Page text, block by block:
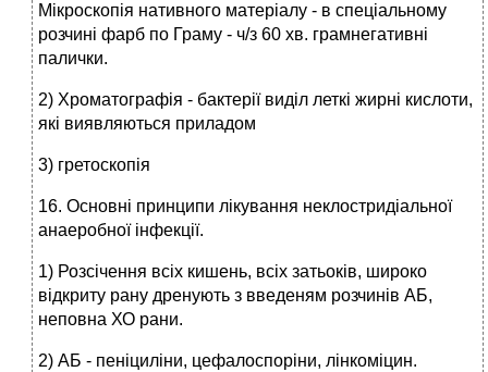
Мікроскопія нативного матеріалу - в спеціальному
розчині фарб по Граму - ч/з 60 хв. грамнегативні
палички.
2) Хроматографія - бактерії виділ леткі жирні кислоти,
які виявляються приладом
3) гретоскопія
16. Основні принципи лікування неклостридіальної
анаеробної інфекції.
1) Розсічення всіх кишень, всіх затьоків, широко
відкриту рану дренують з введеням розчинів АБ,
неповна ХО рани.
2) АБ - пеніциліни, цефалоспоріни, лінкоміцин.